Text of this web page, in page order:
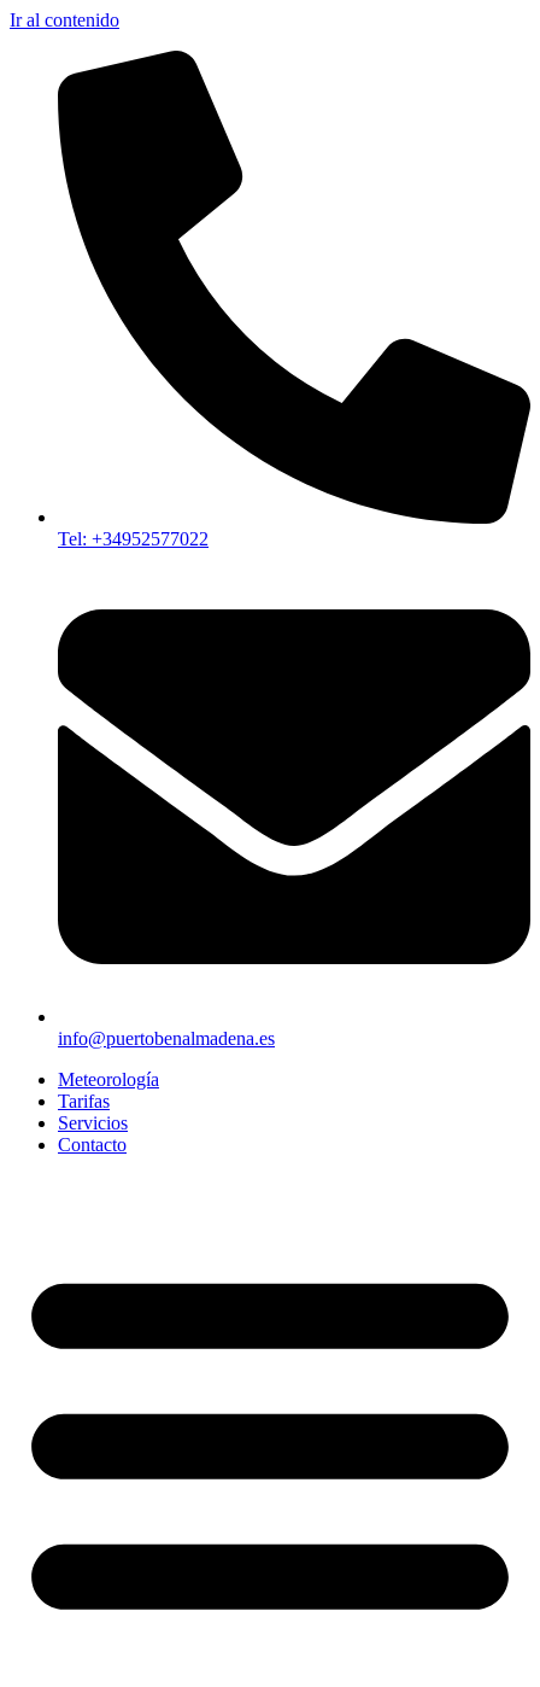
Ir al contenido
Tel: +34952577022
info@puertobenalmadena.es
Meteorología
Tarifas
Servicios
Contacto